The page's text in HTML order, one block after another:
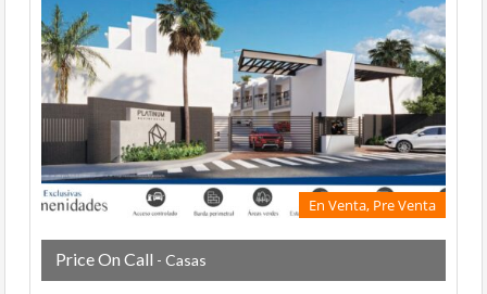
En Venta, Pre Venta
Price On Call - Casas